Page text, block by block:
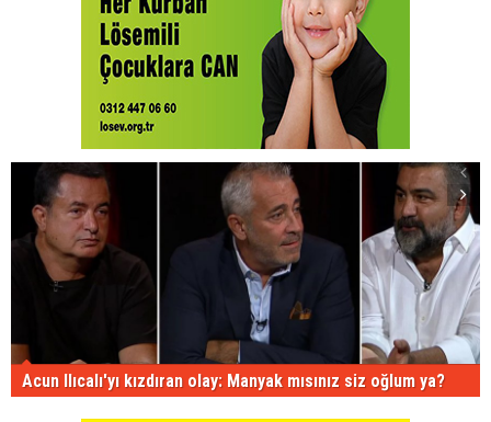
Acun Ilıcalı'yı kızdıran olay: Manyak mısınız siz oğlum ya?